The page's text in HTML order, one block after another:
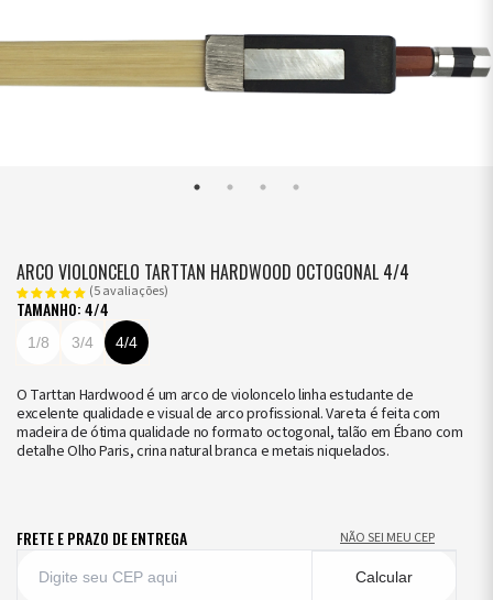
ARCO VIOLONCELO TARTTAN HARDWOOD OCTOGONAL 4/4
(5 avaliações)
TAMANHO: 4/4
1/8 3/4 4/4
O Tarttan Hardwood é um arco de violoncelo linha estudante de
excelente qualidade e visual de arco profissional. Vareta é feita com
madeira de ótima qualidade no formato octogonal, talão em Ébano com
detalhe Olho Paris, crina natural branca e metais niquelados.
FRETE E PRAZO DE ENTREGA NÃO SEI MEU CEP
Calcular